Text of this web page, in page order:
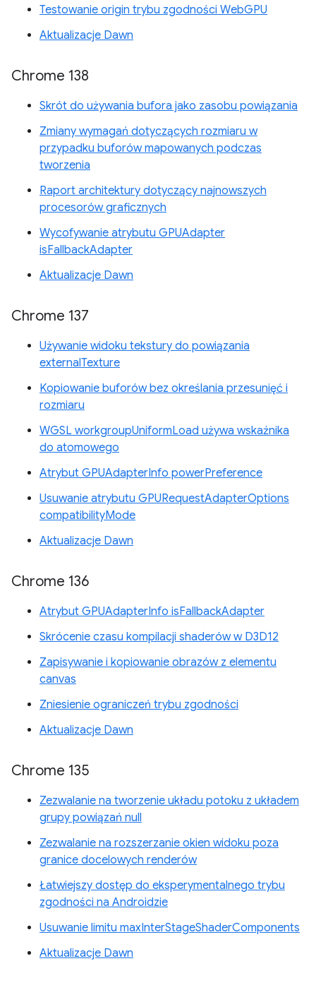
Testowanie origin trybu zgodności WebGPU
Aktualizacje Dawn
Chrome 138
Skrót do używania bufora jako zasobu powiązania
Zmiany wymagań dotyczących rozmiaru w
przypadku buforów mapowanych podczas
tworzenia
Raport architektury dotyczący najnowszych
procesorów graficznych
Wycofywanie atrybutu GPUAdapter
isFallbackAdapter
Aktualizacje Dawn
Chrome 137
Używanie widoku tekstury do powiązania
externalTexture
Kopiowanie buforów bez określania przesunięć i
rozmiaru
WGSL workgroupUniformLoad używa wskaźnika
do atomowego
Atrybut GPUAdapterInfo powerPreference
Usuwanie atrybutu GPURequestAdapterOptions
compatibilityMode
Aktualizacje Dawn
Chrome 136
Atrybut GPUAdapterInfo isFallbackAdapter
Skrócenie czasu kompilacji shaderów w D3D12
Zapisywanie i kopiowanie obrazów z elementu
canvas
Zniesienie ograniczeń trybu zgodności
Aktualizacje Dawn
Chrome 135
Zezwalanie na tworzenie układu potoku z układem
grupy powiązań null
Zezwalanie na rozszerzanie okien widoku poza
granice docelowych renderów
Łatwiejszy dostęp do eksperymentalnego trybu
zgodności na Androidzie
Usuwanie limitu maxInterStageShaderComponents
Aktualizacje Dawn